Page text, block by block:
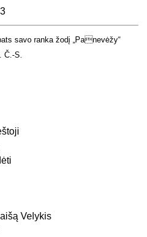
savo ranka žodį „Panevėžy“
Č.-S.
Velykis